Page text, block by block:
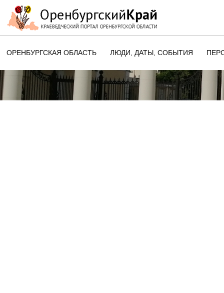
ОРЕНБУРГСКАЯ ОБЛАСТЬ ЛЮДИ, ДАТЫ, CОБЫТИЯ
ЭТОТ ДЕНЬ В ИСТОРИИ
ОРЕНБУРГСКОГО КРАЯ